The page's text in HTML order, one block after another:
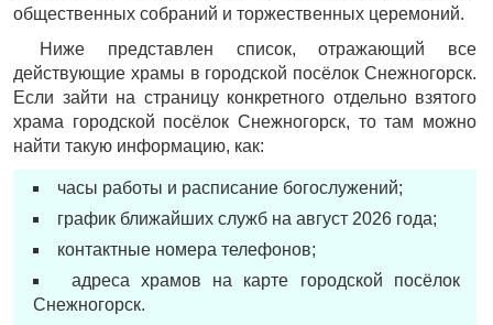
общественных собраний и торжественных церемоний.
Ниже представлен список, отражающий все
действующие храмы в городской посёлок Снежногорск.
Если зайти на страницу конкретного отдельно взятого
храма городской посёлок Снежногорск, то там можно
найти такую информацию, как:
часы работы и расписание богослужений;
график ближайших служб на август 2026 года;
контактные номера телефонов;
адреса храмов на карте городской посёлок
Снежногорск.